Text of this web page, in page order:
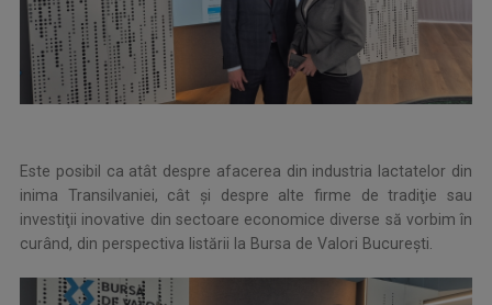
Este posibil ca atât despre afacerea din industria lactatelor din
inima Transilvaniei, cât şi despre alte firme de tradiţie sau
investiţii inovative din sectoare economice diverse să vorbim în
curând, din perspectiva listării la Bursa de Valori Bucureşti.